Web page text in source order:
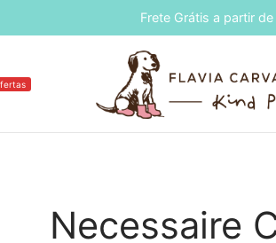
Frete Grátis a partir
Necessaire